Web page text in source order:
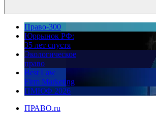
Право-300
Юррынок РФ:
35 лет спустя
Экологическое
право
Best Law
Firm Marketing
ПМЮФ 2026
ПРАВО.ru